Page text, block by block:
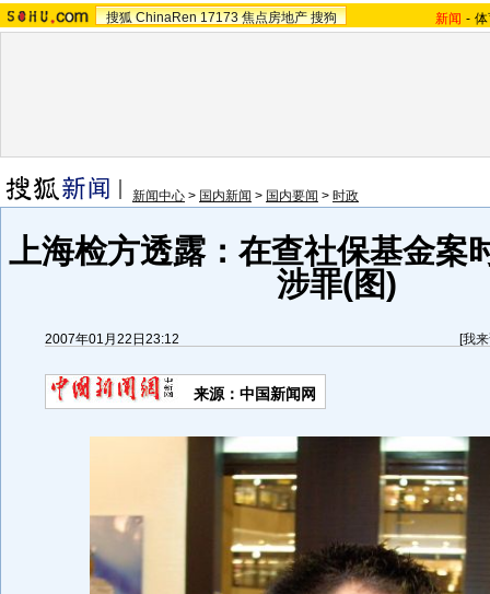
搜狐 ChinaRen 17173 焦点房地产 搜狗 新闻 -
新闻中心 > 国内新闻 > 国内要闻 > 时政
上海检方透露：在查社保基金案
涉罪(图)
2007年01月22日23:12 [我
来源：中国新闻网